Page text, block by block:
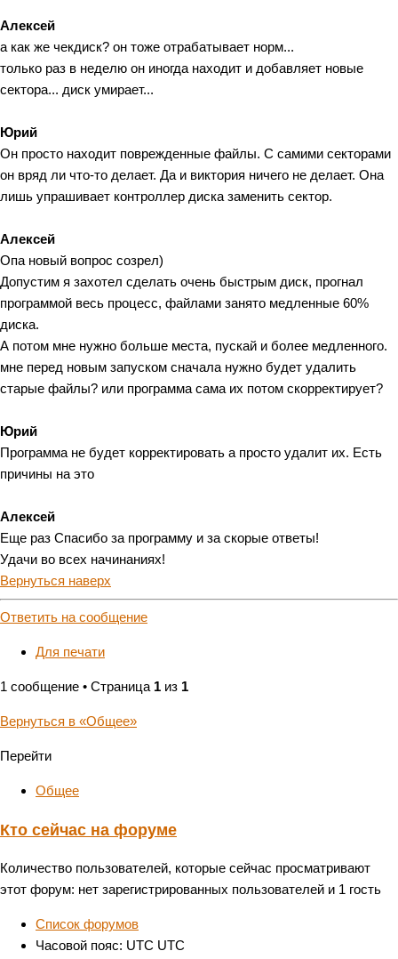
Алексей
а как же чекдиск? он тоже отрабатывает норм...
только раз в неделю он иногда находит и добавляет новые
сектора... диск умирает...
Юрий
Он просто находит поврежденные файлы. С самими секторами
он вряд ли что-то делает. Да и виктория ничего не делает. Она
лишь упрашивает контроллер диска заменить сектор.
Алексей
Опа новый вопрос созрел)
Допустим я захотел сделать очень быстрым диск, прогнал
программой весь процесс, файлами занято медленные 60%
диска.
А потом мне нужно больше места, пускай и более медленного.
мне перед новым запуском сначала нужно будет удалить
старые файлы? или программа сама их потом скорректирует?
Юрий
Программа не будет корректировать а просто удалит их. Есть
причины на это
Алексей
Еще раз Спасибо за программу и за скорые ответы!
Удачи во всех начинаниях!
Вернуться наверх
Ответить на сообщение
Для печати
1 сообщение • Страница 1 из 1
Вернуться в «Общее»
Перейти
Общее
Кто сейчас на форуме
Количество пользователей, которые сейчас просматривают
этот форум: нет зарегистрированных пользователей и 1 гость
Список форумов
Часовой пояс: UTC UTC